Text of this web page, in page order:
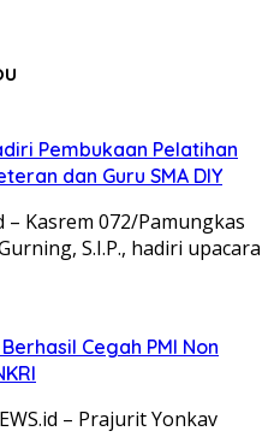
Pembukaan Pelatihan
dan Guru SMA DIY
– Kasrem 072/Pamungkas
S.I.P., hadiri upacara
Cegah PMI Non
– Prajurit Yonkav